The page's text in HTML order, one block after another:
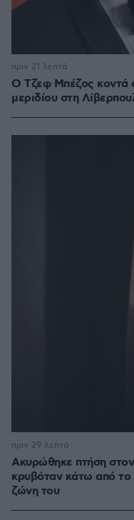
Ο Τζεφ Μπέζος κοντά
μεριδίου στη
πριν 21 λεπτά
Ακυρώθηκε πτήση
κρυβόταν κάτω από το
ζώνη του
πριν 29 λεπτά